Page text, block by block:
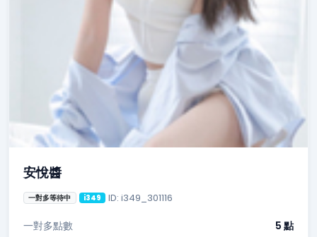
安悅醬
一對多等待中 i349 ID: i349_301116
一對多點數
5 點